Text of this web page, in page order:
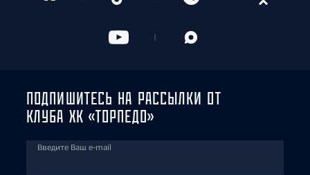
ПОДПИШИТЕСЬ НА РАССЫЛКИ ОТ
КЛУБА ХК «ТОРПЕДО»
Введите Ваш e-mail